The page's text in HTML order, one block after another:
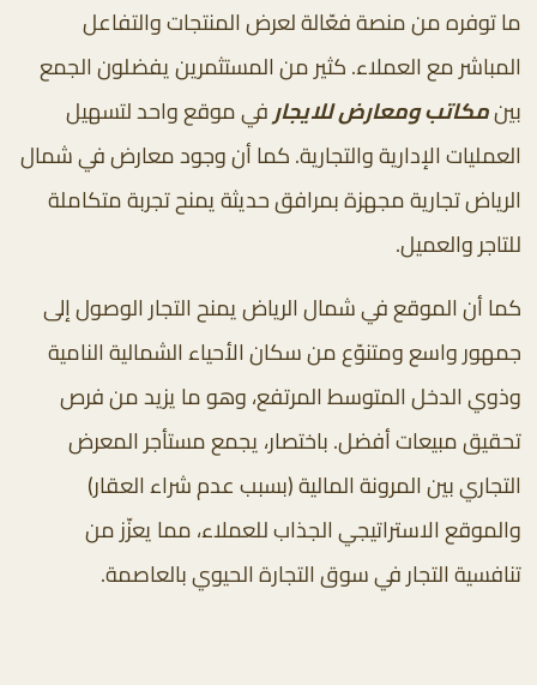
ما توفره من منصة فعّالة لعرض المنتجات والتفاعل
المباشر مع العملاء. كثير من المستثمرين يفضلون الجمع
بينمكاتب ومعارض للايجارفي موقع واحد لتسهيل
العمليات الإدارية والتجارية. كما أن وجود معارض في شمال
الرياض تجارية مجهزة بمرافق حديثة يمنح تجربة متكاملة
للتاجر والعميل.
كما أن الموقع في شمال الرياض يمنح التجار الوصول إلى
جمهور واسع ومتنوّع من سكان الأحياء الشمالية النامية
وذوي الدخل المتوسط المرتفع، وهو ما يزيد من فرص
تحقيق مبيعات أفضل. باختصار، يجمع مستأجر المعرض
التجاري بين المرونة المالية (بسبب عدم شراء العقار)
والموقع الاستراتيجي الجذاب للعملاء، مما يعزّز من
تنافسية التجار في سوق التجارة الحيوي بالعاصمة.